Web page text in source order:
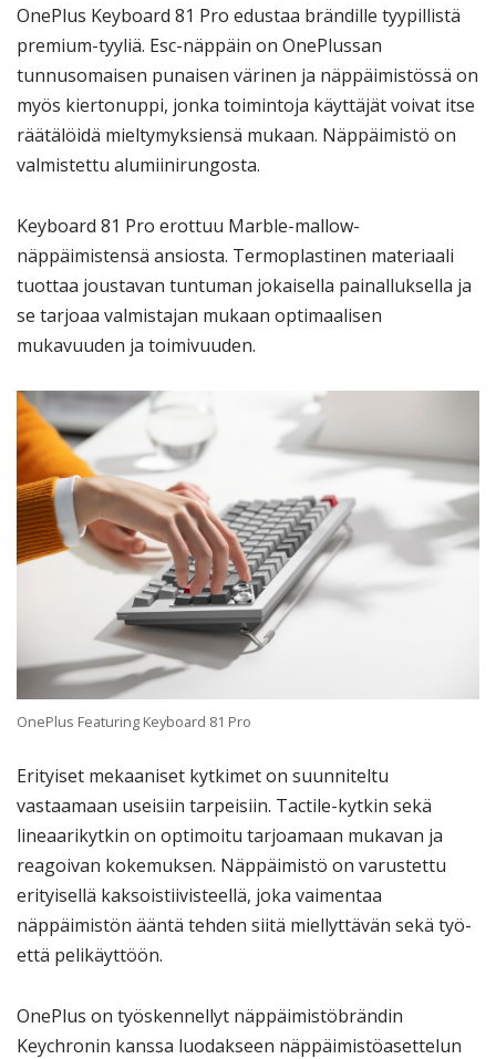
OnePlus Keyboard 81 Pro edustaa brändille tyypillistä
premium-tyyliä. Esc-näppäin on OnePlussan
tunnusomaisen punaisen värinen ja näppäimistössä on
myös kiertonuppi, jonka toimintoja käyttäjät voivat itse
räätälöidä mieltymyksiensä mukaan. Näppäimistö on
valmistettu alumiinirungosta.
Keyboard 81 Pro erottuu Marble-mallow-
näppäimistensä ansiosta. Termoplastinen materiaali
tuottaa joustavan tuntuman jokaisella painalluksella ja
se tarjoaa valmistajan mukaan optimaalisen
mukavuuden ja toimivuuden.
OnePlus Featuring Keyboard 81 Pro
Erityiset mekaaniset kytkimet on suunniteltu
vastaamaan useisiin tarpeisiin. Tactile-kytkin sekä
lineaarikytkin on optimoitu tarjoamaan mukavan ja
reagoivan kokemuksen. Näppäimistö on varustettu
erityisellä kaksoistiivisteellä, joka vaimentaa
näppäimistön ääntä tehden siitä miellyttävän sekä työ-
että pelikäyttöön.
OnePlus on työskennellyt näppäimistöbrändin
Keychronin kanssa luodakseen näppäimistöasettelun